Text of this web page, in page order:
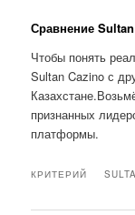
Сравнение
Чтобы понять
Sultan Cazino с
признанных
платформы.
КРИТЕРИЙ